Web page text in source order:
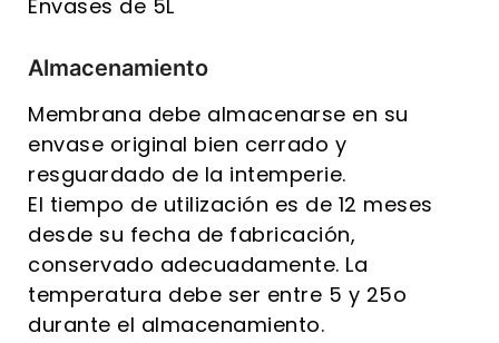
Envases de 5L
Almacenamiento
Membrana debe almacenarse en su
envase original bien cerrado y
resguardado de la intemperie.
El tiempo de utilización es de 12 meses
desde su fecha de fabricación,
conservado adecuadamente. La
temperatura debe ser entre 5 y 25o
durante el almacenamiento.